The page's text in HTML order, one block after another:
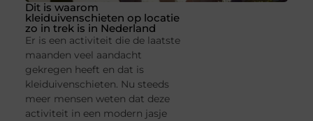
Dit is waarom
kleiduivenschieten op locatie
zo in trek is in Nederland
Er is een activiteit die de laatste
maanden veel aandacht
gekregen heeft en dat is
kleiduivenschieten. Nu steeds
meer mensen weten dat deze
activiteit in een modern jasje